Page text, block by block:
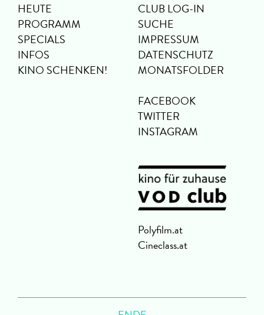
HEUTE
PROGRAMM
SPECIALS
INFOS
KINO SCHENKEN!
CLUB LOG-IN
SUCHE
IMPRESSUM
DATENSCHUTZ
MONATSFOLDER
FACEBOOK
TWITTER
INSTAGRAM
Polyfilm.at
Cineclass.at